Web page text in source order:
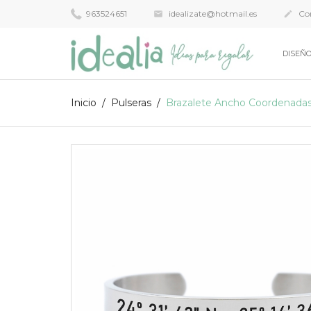
963524651  idealizate@hotmail.es 
Inicio Pulseras Brazalete Ancho